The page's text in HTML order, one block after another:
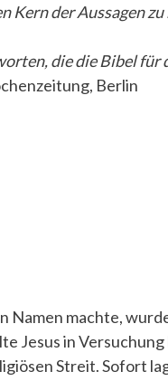
Kern der Aussagen
die die Bibel für
Berlin
Namen machte,
Jesus in
Streit. Sofort